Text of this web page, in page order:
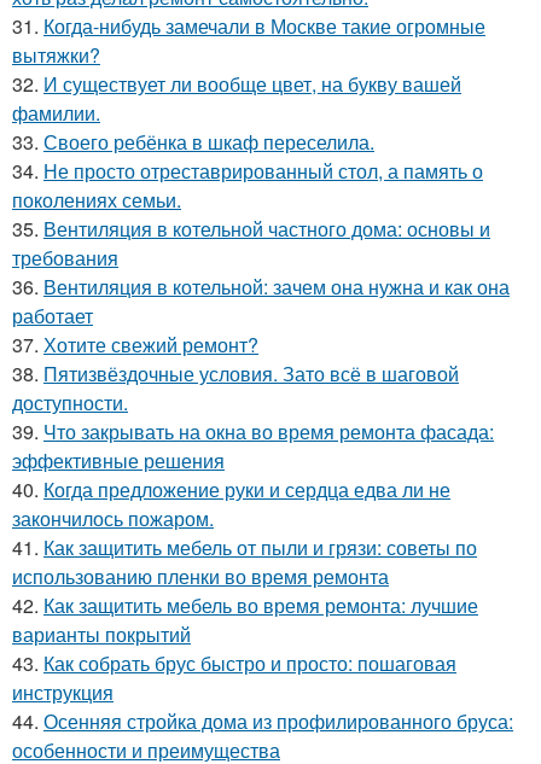
31. Когда-нибудь замечали в Москве такие огромные
вытяжки?
32. И существует ли вообще цвет, на букву вашей
фамилии.
33. Своего ребёнка в шкаф переселила.
34. Не просто отреставрированный стол, а память о
поколениях семьи.
35. Вентиляция в котельной частного дома: основы и
требования
36. Вентиляция в котельной: зачем она нужна и как она
работает
37. Хотите свежий ремонт?
38. Пятизвёздочные условия. Зато всё в шаговой
доступности.
39. Что закрывать на окна во время ремонта фасада:
эффективные решения
40. Когда предложение руки и сердца едва ли не
закончилось пожаром.
41. Как защитить мебель от пыли и грязи: советы по
использованию пленки во время ремонта
42. Как защитить мебель во время ремонта: лучшие
варианты покрытий
43. Как собрать брус быстро и просто: пошаговая
инструкция
44. Осенняя стройка дома из профилированного бруса:
особенности и преимущества